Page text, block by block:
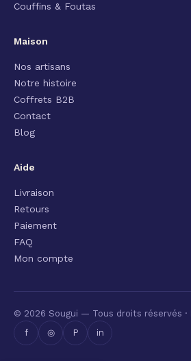
Couffins & Foutas
Maison
Nos artisans
Notre histoire
Coffrets B2B
Contact
Blog
Aide
Livraison
Retours
Paiement
FAQ
Mon compte
© 2026 Sougui — Tous droits réservés ·
f
◎ P in